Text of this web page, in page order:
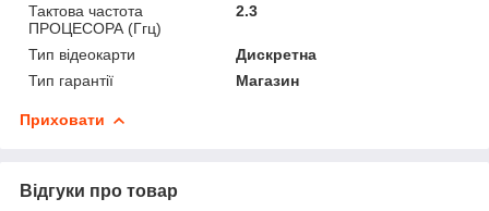
Тактова частота
ПРОЦЕСОРА (Ггц)
2.3
Тип відеокарти
Дискретна
Тип гарантії
Магазин
Приховати
Відгуки про товар